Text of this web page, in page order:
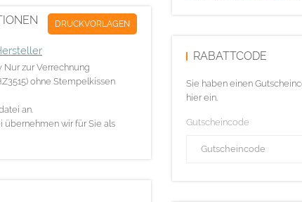
DRUCKVORLAGEN
zur Verrechnung
ohne Stempelkissen
an.
übernehmen wir für Sie als
RABATTCODE
Sie haben einen
hier ein.
Gutscheincode